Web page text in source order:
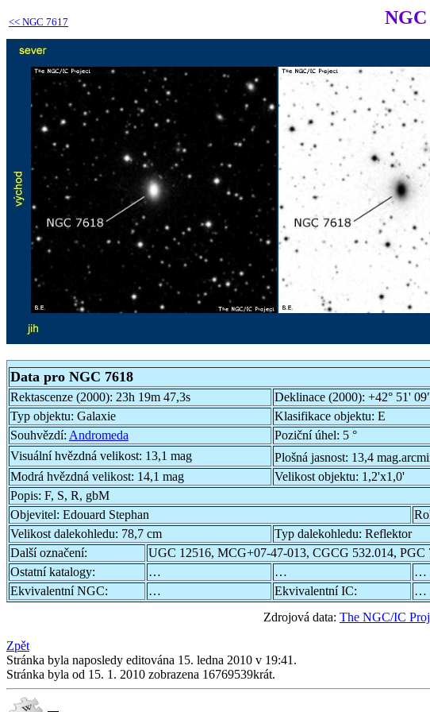
<< NGC 7617 NGC
Data pro NGC 7618
Rektascenze (2000): 23h 19m 47,3s Deklinace (2000): +42° 51'
Typ objektu: Galaxie Klasifikace objektu: E
Souhvězdí: Andromeda Poziční úhel: 5 °
Visuální hvězdná velikost: 13,1 mag Plošná jasnost: 13,4
Modrá hvězdná velikost: 14,1 mag Velikost objektu: 1,2'x1,0'
Popis: F, S, R, gbM
Objevitel: Edouard Stephan
Velikost dalekohledu: 78,7 cm Typ dalekohledu: Reflektor
Další označení:
UGC 12516, MCG+07-47-013, CGCG 532.014, PGC
Ostatní katalogy:
… …
…
Ekvivalentní NGC:
… Ekvivalentní IC:
…
Zdrojová data: The NGC/IC
Zpět
Stránka byla naposledy editována 15. ledna 2010 v 19:41.
Stránka byla od 15. 1. 2010 zobrazena 16769539krát.